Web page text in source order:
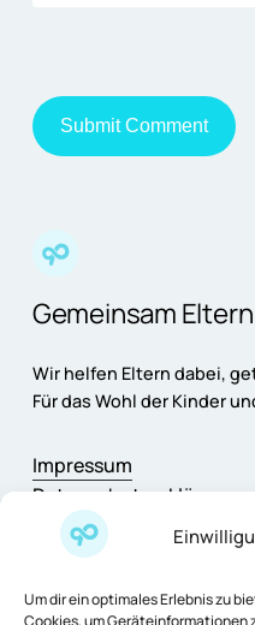
Um dir ein optimales Erlebnis zu
Cookies, um Geräteinformationen
Gemeinsam
Wir helfen Eltern dabei,
Für das Wohl der Kinder
Impressum
Datenschutzerklärung
AGB
Cookie-Richtlinie
Fragen & Antworten